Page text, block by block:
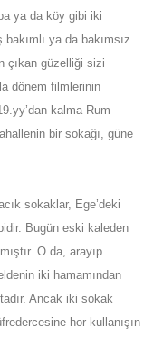
ya da köy gibi iki
ya da bakımsız
çıkan güzelliği sizi
dönem filmlerinin
kalma Rum
bir sokağı, güne
sokaklar, Ege’deki
Bugün eski kaleden
O da, arayıp
iki hamamından
Ancak iki sokak
hor kullanışın